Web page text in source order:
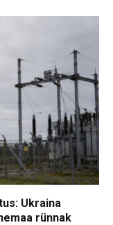
Ukraina
rünnak